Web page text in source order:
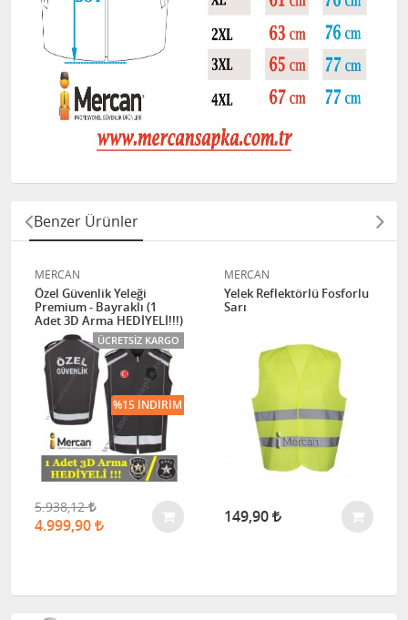
Benzer Ürünler
MERCAN
Özel Güvenlik Yeleği
Premium - Bayraklı (1
Adet 3D Arma HEDİYELİ!!!)
ÜCRETSIZ KARGO
5.938,12
4.999,90
%15 İNDIRIM
MERCAN
Yelek Reflektörlü Fosforlu
Sarı
149,90